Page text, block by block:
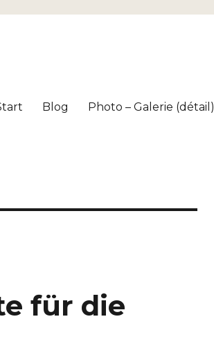
Blog Photo – Galerie (détail)
für die